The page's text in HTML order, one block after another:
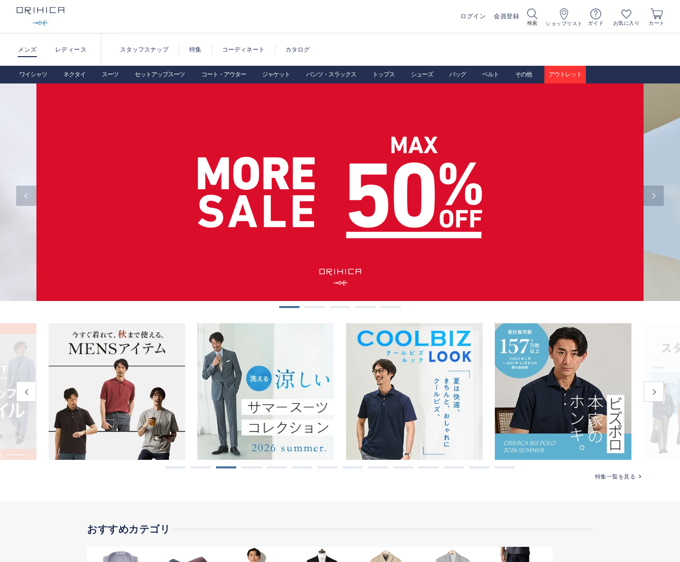
ログイン 会員登録
検索 ショップリスト ガイド お気に入り カート
メンズ レディース スタッフスナップ 特集 コーディネート カタログ
ワイシャツ ネクタイ スーツ セットアップスーツ コート・アウター ジャケット パンツ・スラックス トップス シューズ バッグ ベルト その他 アウトレット
特集一覧を見る
おすすめカテゴリ